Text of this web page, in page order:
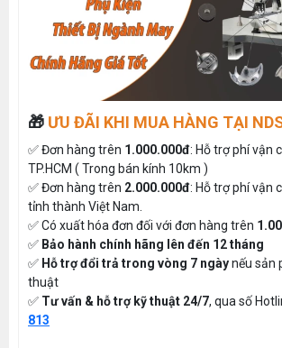
🎁 ƯU ĐÃI KHI MUA HÀNG TẠI
✅ Đơn hàng trên 1.000.000đ: Hỗ trợ phí vận
TP.HCM ( Trong bán kính 10km )
✅ Đơn hàng trên 2.000.000đ: Hỗ trợ phí vận
tỉnh thành Việt Nam.
✅ Có xuất hóa đơn đối với đơn hàng trên
✅ Bảo hành chính hãng lên đến 12 tháng
✅ Hỗ trợ đổi trả trong vòng 7 ngàynếu sản
thuật
✅ Tư vấn & hỗ trợ kỹ thuật 24/7, qua số
813